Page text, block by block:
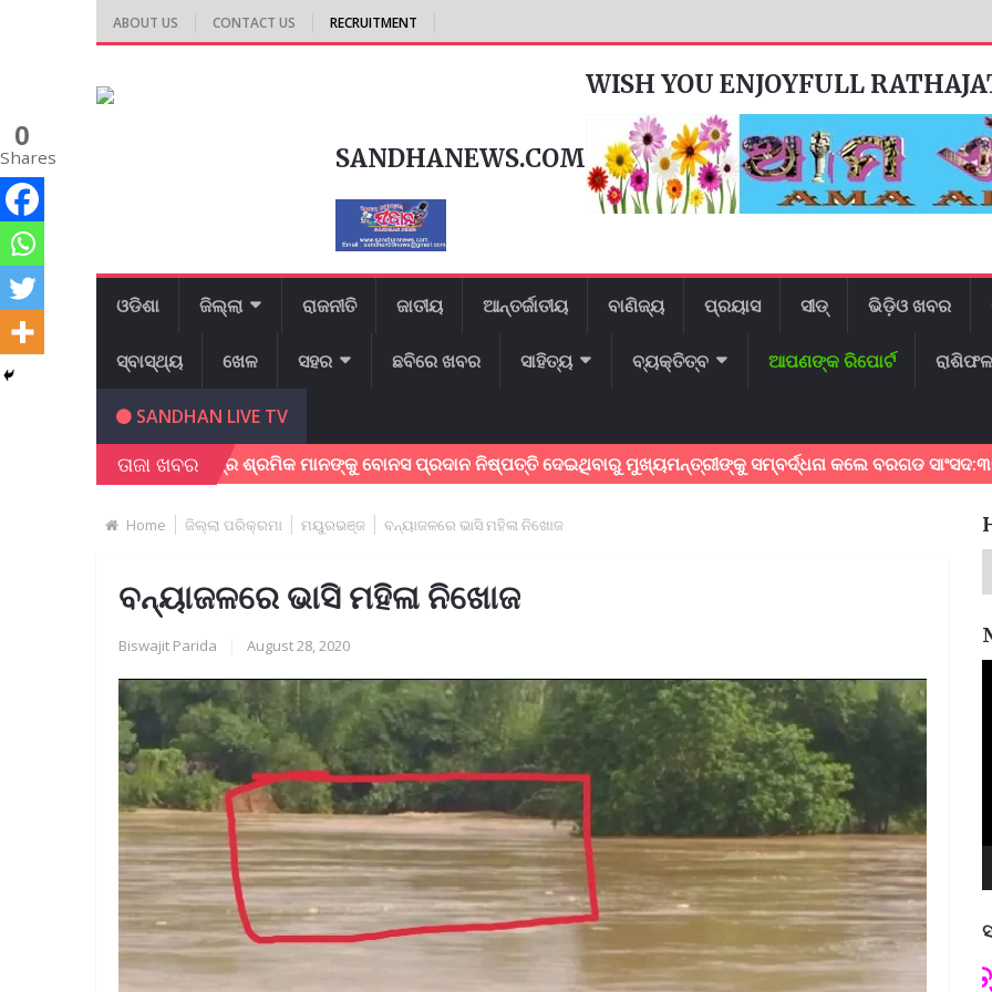
ABOUT US CONTACT US RECRUITMENT
WISH YOU ENJOYFULL
SANDHANEWS.COM
ଓଡିଶା ଜିଲ୍ଲା ରାଜନୀତି ଜାତୀୟ ଆନ୍ତର୍ଜାତୀୟ ବାଣିଜ୍ୟ ପ୍ରୟାସ ସୀଡ୍ ଭିଡ଼ିଓ ଖବର
ସ୍ବାସ୍ଥ୍ୟ ଖେଳ ସହର ଛବିରେ ଖବର ସାହିତ୍ୟ ବ୍ୟକ୍ତିତ୍ବ ଆପଣଙ୍କ ରିପୋର୍ଟ ରାଶିଫଳ
SANDHAN LIVE TV
ତାଜା ଖବର
କେନ୍ଦୁପତ୍ର ଶ୍ରମିକ ମାନଙ୍କୁ ବୋନସ ପ୍ରଦାନ ନିଷ୍ପତ୍ତି ଦେଇଥିବାରୁ ମୁଖ୍ୟମନ୍ତ୍ରୀଙ୍କୁ ସମ୍ବର୍ଦ୍ଧନା କଲେ ବରଗଡ ସାଂସଦ:୩ଟି
Home ଜିଲ୍ଲା ପରିକ୍ରମା ମୟୁରଭଞ୍ଜ ବନ୍ୟାଜଳରେ ଭାସି ମହିଳା ନିଖୋଜ
ବନ୍ୟାଜଳରେ ଭାସି ମହିଳା ନିଖୋଜ
Biswajit Parida August 28, 2020
0
Shares
ପଦ୍ମଶ୍ରୀ ଜୟନ୍ତ ମହାପାତ୍ର